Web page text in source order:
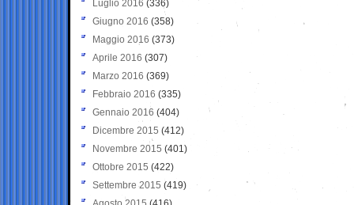
Luglio 2016 (336)
Giugno 2016 (358)
Maggio 2016 (373)
Aprile 2016 (307)
Marzo 2016 (369)
Febbraio 2016 (335)
Gennaio 2016 (404)
Dicembre 2015 (412)
Novembre 2015 (401)
Ottobre 2015 (422)
Settembre 2015 (419)